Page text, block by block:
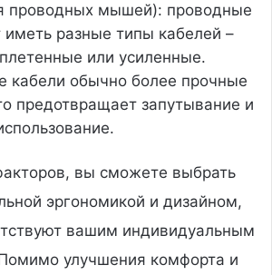
проводных мышей): проводные
разные типы кабелей –
или усиленные.
кабели обычно более прочные
предотвращает запутывание и
вы сможете выбрать
эргономикой и дизайном,
вашим индивидуальным
улучшения комфорта и